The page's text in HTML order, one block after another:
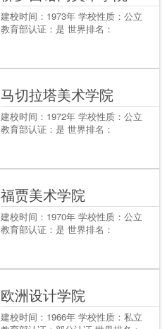
建校时间：1973年 学校性质：公立
教育部认证：是 世界排名：
马切拉塔美术学院
建校时间：1972年 学校性质：公立
教育部认证：是 世界排名：
福贾美术学院
建校时间：1970年 学校性质：公立
教育部认证：是 世界排名：
欧洲设计学院
建校时间：1966年 学校性质：私立